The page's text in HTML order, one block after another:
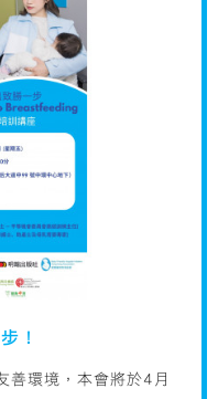
！
善環境，本會將於4月